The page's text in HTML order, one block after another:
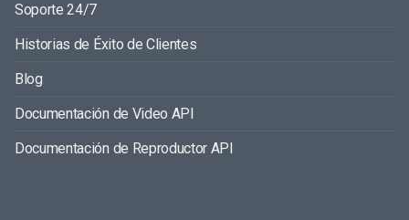
Soporte 24/7
Historias de Éxito de Clientes
Blog
Documentación de Video API
Documentación de Reproductor API